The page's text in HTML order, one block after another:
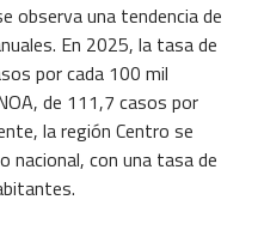
observa una tendencia de
En 2025, la tasa de
por cada 100 mil
de 111,7 casos por
la región Centro se
nacional, con una tasa de